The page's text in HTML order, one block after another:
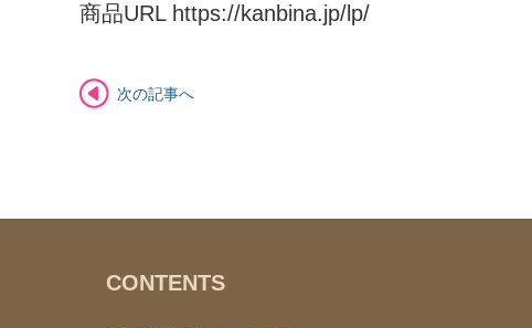
商品URL https://kanbina.jp/lp/
次の記事へ
CONTENTS